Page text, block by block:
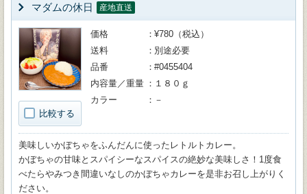
マダムの休日 産地直送
比較する
価格
¥780（税込）
送料
別途必要
品番
#0455404
内容量／重量
１８０ｇ
カラー
－
美味しいかぼちゃをふんだんに使ったレトルトカレー。
かぼちゃの甘味とスパイシーなスパイスの絶妙な美味しさ！1度食
べたらやみつき間違いなしのかぼちゃカレーを是非お召し上がりく
ださい。